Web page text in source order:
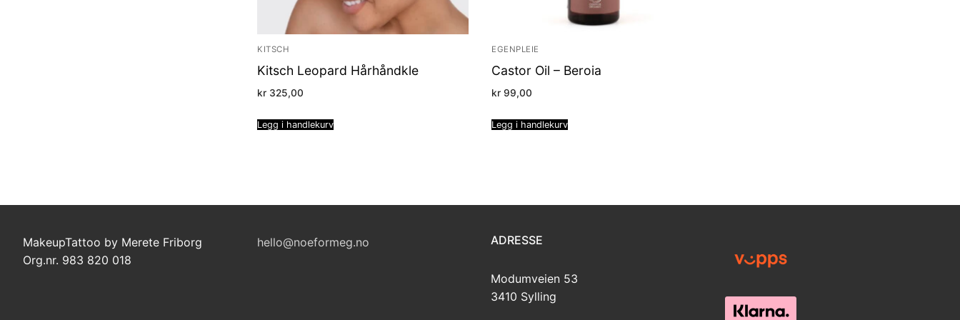
KITSCH
Kitsch Leopard Hårhåndkle
kr 325,00
Legg i handlekurv
EGENPLEIE
Castor Oil – Beroia
kr 99,00
Legg i handlekurv
MakeupTattoo by Merete Friborg
Org.nr. 983 820 018
hello@noeformeg.no ADRESSE
Modumveien 53
3410 Sylling